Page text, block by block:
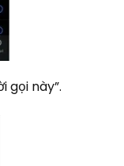
gọi này”.